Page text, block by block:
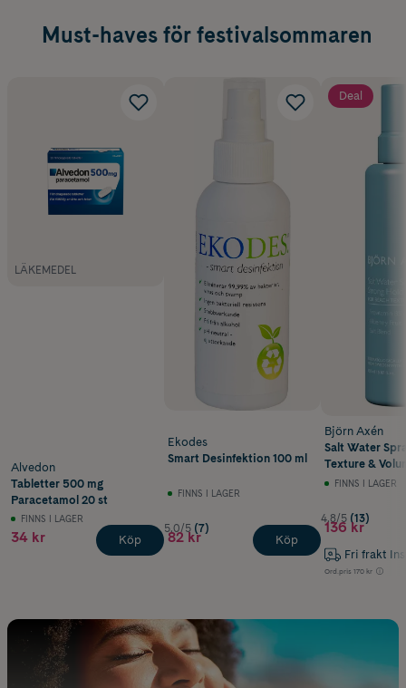
Must-haves för festivalsommaren
LÄKEMEDEL
Alvedon
Tabletter 500 mg
Paracetamol 20 st
FINNS I LAGER
34 kr Köp
Ekodes
Smart Desinfektion 100 ml
FINNS I LAGER
5.0/5 (7)
82 kr Köp
Deal
Björn Axén
Salt Water
Texture &
FINNS I LAGER
4.8/5 (13)
136 kr
Fri frakt
Ord.pris 170 kr